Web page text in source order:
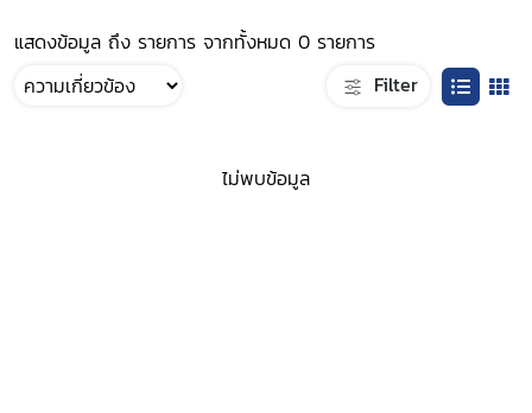
แสดงข้อมูล ถึง รายการ จากทั้งหมด 0 รายการ
Filter
ไม่พบข้อมูล